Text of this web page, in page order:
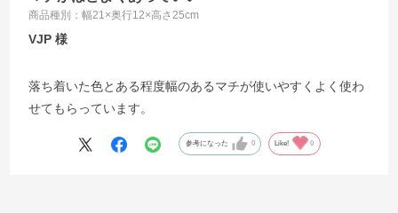
商品種別：幅21×奥行12×高さ25cm
VJP
落ち着いた色とある程度幅のあるマチが使いやすくよく使わ
せてもらっています。
参考になった 0 Like! 0